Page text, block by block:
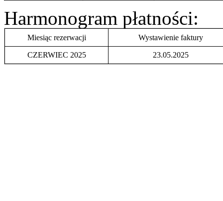
Harmonogram płatności:
Miesiąc rezerwacji Wystawienie faktury
CZERWIEC 2025 23.05.2025